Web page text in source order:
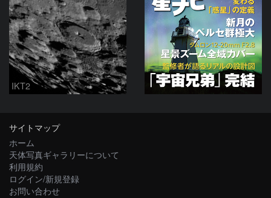
IKT2
サイトマップ
ホーム
天体写真ギャラリーについて
利用規約
ログイン/新規登録
お問い合わせ